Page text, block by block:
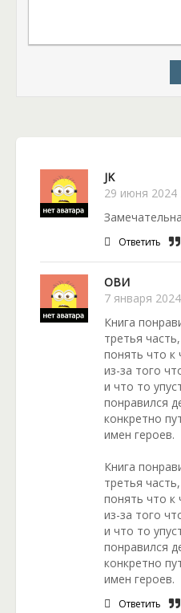
коэффициент магии.
приятное. Книга
Произведение Анны
сказка, которая
JK
29 июня 2024
Ответить
ОВИ
7 января
Книга
третья
понять что
из-за того
и что то
понравился
конкретно
имен героев.
Книга
третья
понять что
из-за того
и что то
понравился
конкретно
имен героев.
Ответить